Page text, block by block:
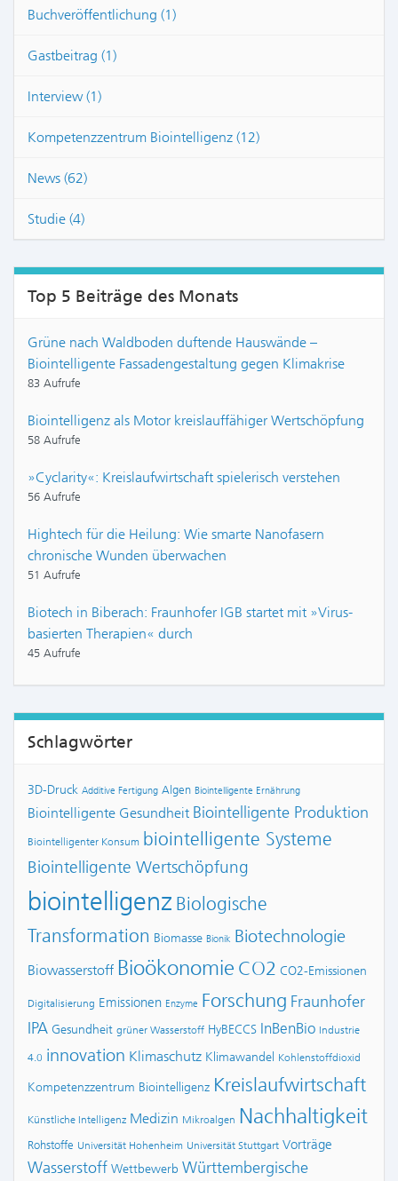
Buchveröffentlichung (1)
Gastbeitrag (1)
Interview (1)
Kompetenzzentrum Biointelligenz (12)
News (62)
Studie (4)
Top 5 Beiträge des Monats
Grüne nach Waldboden duftende Hauswände –
Biointelligente Fassadengestaltung gegen Klimakrise
83 Aufrufe
Biointelligenz als Motor kreislauffähiger Wertschöpfung
58 Aufrufe
»Cyclarity«: Kreislaufwirtschaft spielerisch verstehen
56 Aufrufe
Hightech für die Heilung: Wie smarte Nanofasern
chronische Wunden überwachen
51 Aufrufe
Biotech in Biberach: Fraunhofer IGB startet mit »Virus-
basierten Therapien« durch
45 Aufrufe
Schlagwörter
3D-Druck Additive Fertigung Algen Biointelligente Ernährung
Biointelligente Gesundheit Biointelligente Produktion
Biointelligenter Konsum biointelligente Systeme
Biointelligente Wertschöpfung
biointelligenz Biologische
Transformation Biomasse Bionik Biotechnologie
Biowasserstoff Bioökonomie CO2 CO2-Emissionen
Digitalisierung Emissionen Enzyme Forschung Fraunhofer
IPA Gesundheit grüner Wasserstoff HyBECCS InBenBio Industrie
4.0 innovation Klimaschutz Klimawandel Kohlenstoffdioxid
Kompetenzzentrum Biointelligenz Kreislaufwirtschaft
Künstliche Intelligenz Medizin Mikroalgen Nachhaltigkeit
Rohstoffe Universität Hohenheim Universität Stuttgart Vorträge
Wasserstoff Wettbewerb Württembergische